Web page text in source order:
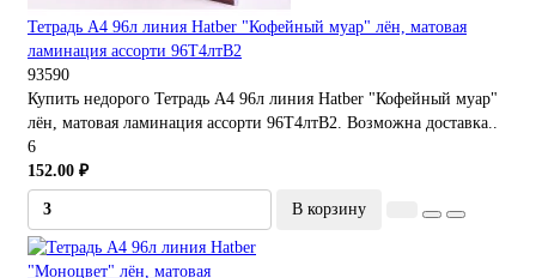
Тетрадь А4 96л линия Hatber "Кофейный муар" лён, матовая
ламинация ассорти 96Т4лтВ2
93590
Купить недорого Тетрадь А4 96л линия Hatber "Кофейный муар"
лён, матовая ламинация ассорти 96Т4лтВ2. Возможна доставка..
6
152.00 ₽
В корзину